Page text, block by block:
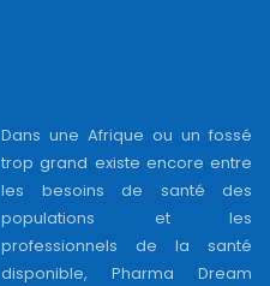
Dans une Afrique ou un fossé
trop grand existe encore entre
les besoins de santé des
populations et les
professionnels de la santé
disponible, Pharma Dream